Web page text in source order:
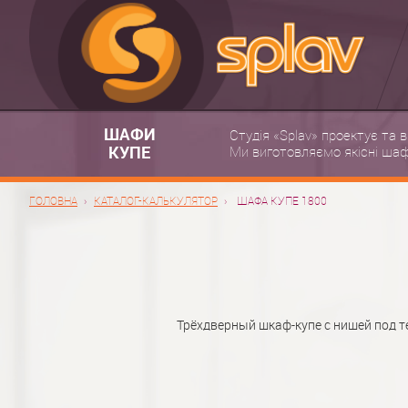
ШАФИ
КУПЕ
Студія «Splav» проектує
Ми виготовляємо якісні
ГОЛОВНА КАТАЛОГ-КАЛЬКУЛЯТОР ШАФА КУПЕ 1800
Трёхдверный шкаф-купе с нишей под